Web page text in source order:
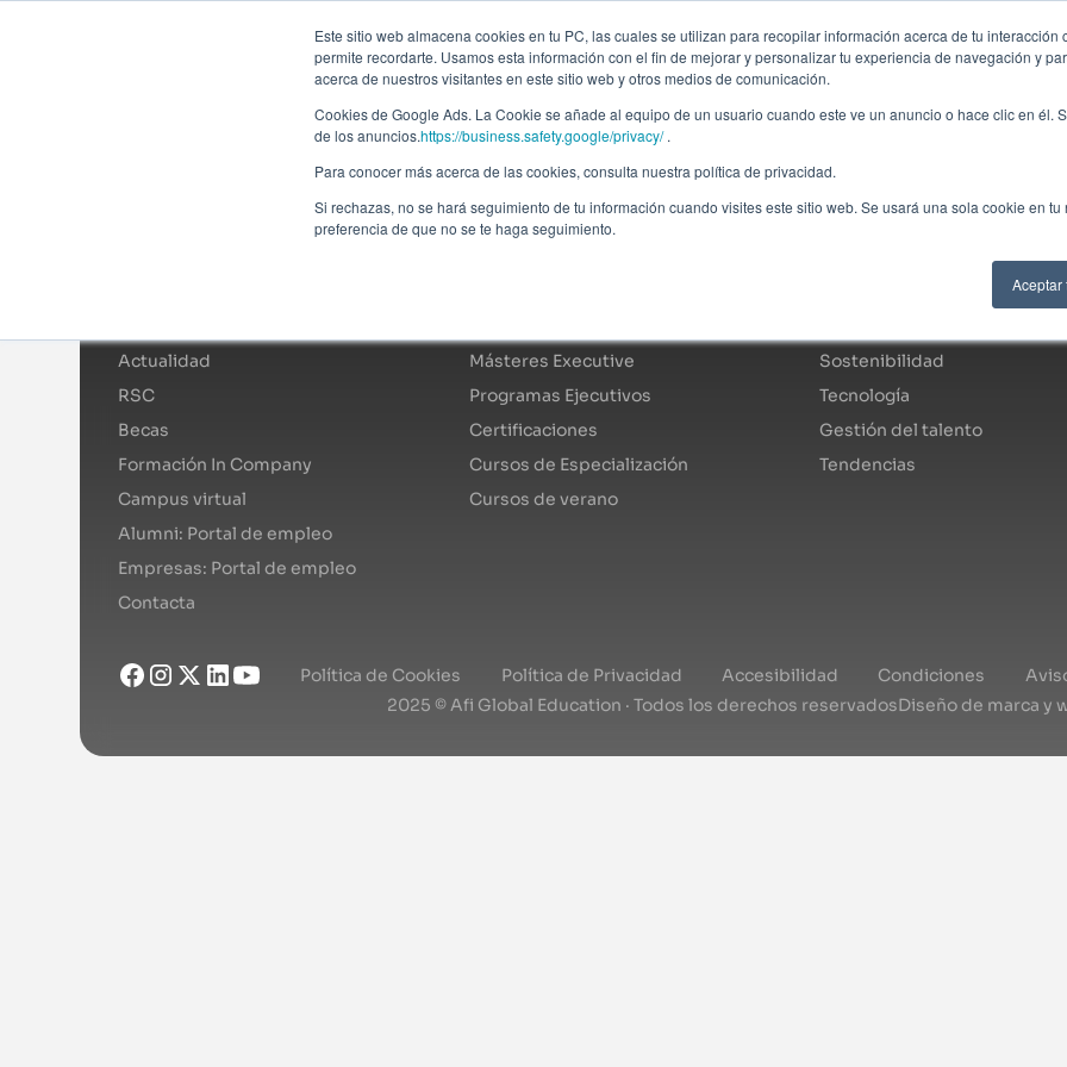
Este sitio web almacena cookies en tu PC, las cuales se utilizan para recopilar información acerca de tu interacción
permite recordarte. Usamos esta información con el fin de mejorar y personalizar tu experiencia de navegación y
acerca de nuestros visitantes en este sitio web y otros medios de comunicación.
Cookies de Google Ads. La Cookie se añade al equipo de un usuario cuando este ve un anuncio o hace clic en él.
de los anuncios.https://business.safety.google/privacy/.
Para conocer más acerca de las cookies, consulta nuestra política de privacidad.
Si rechazas, no se hará seguimiento de tu información cuando visites este sitio web. Se usará una sola cookie en
preferencia de que no se te haga seguimiento.
Aceptar
Actualidad
RSC
Becas
Formación In Company
Campus virtual
Alumni: Portal de empleo
Empresas: Portal de empleo
Contacta
Másteres Executive
Programas Ejecutivos
Certificaciones
Cursos de Especialización
Cursos de verano
Áreas de especialidad
Sostenibilidad
Tecnología
Gestión del talento
Tendencias
Política de Cookies Política de Privacidad Accesibilidad Condiciones
2025 © Afi Global Education · Todos los derechos reservadosDiseño de marca y